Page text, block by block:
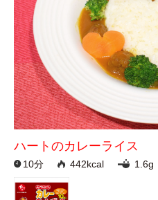
ハートのカレーライス
10分 442kcal 1.6g